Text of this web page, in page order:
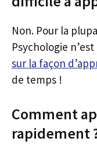
Non. Pour la
Psychologie
sur la façon
de temps !
Comment
rapidement